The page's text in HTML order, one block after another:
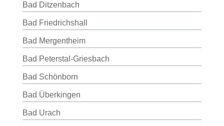
Bad Ditzenbach
Bad Friedrichshall
Bad Mergentheim
Bad Peterstal-Griesbach
Bad Schönborn
Bad Überkingen
Bad Urach